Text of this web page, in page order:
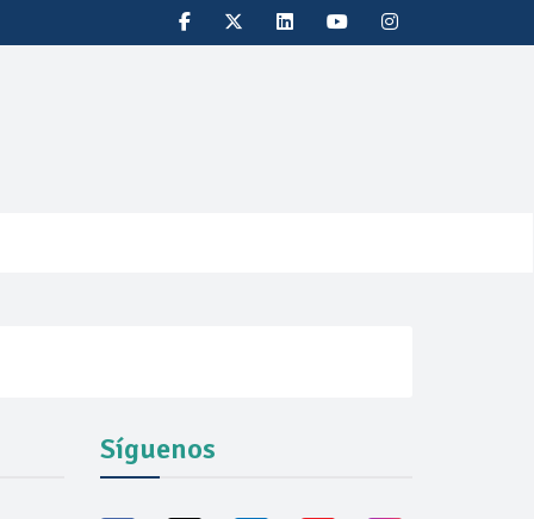
Síguenos